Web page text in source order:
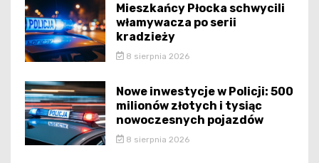
Mieszkańcy Płocka schwycili
włamywacza po serii
kradzieży
8 sierpnia 2026
Nowe inwestycje w Policji: 500
milionów złotych i tysiąc
nowoczesnych pojazdów
8 sierpnia 2026